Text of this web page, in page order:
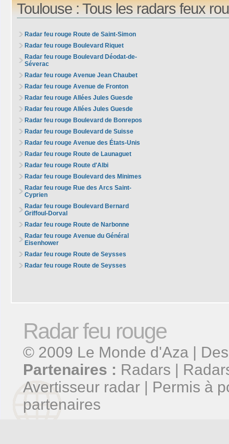
Toulouse : Tous les radars feux
Radar feu rouge Route de Saint-Simon
Radar feu rouge Boulevard Riquet
Radar feu rouge Boulevard Déodat-de-
Séverac
Radar feu rouge Avenue Jean Chaubet
Radar feu rouge Avenue de Fronton
Radar feu rouge Allées Jules Guesde
Radar feu rouge Allées Jules Guesde
Radar feu rouge Boulevard de Bonrepos
Radar feu rouge Boulevard de Suisse
Radar feu rouge Avenue des États-Unis
Radar feu rouge Route de Launaguet
Radar feu rouge Route d'Albi
Radar feu rouge Boulevard des Minimes
Radar feu rouge Rue des Arcs Saint-
Cyprien
Radar feu rouge Boulevard Bernard
Griffoul-Dorval
Radar feu rouge Route de Narbonne
Radar feu rouge Avenue du Général
Eisenhower
Radar feu rouge Route de Seysses
Radar feu rouge Route de Seysses
Radar feu rouge
© 2009 Le Monde d'Aza |
Partenaires : Radars
Avertisseur radar
Permis à
partenaires